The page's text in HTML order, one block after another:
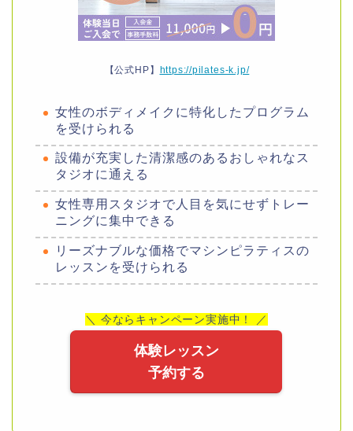
【公式HP】 https://pilates-k.jp/
女性のボディメイクに特化したプログラム
を受けられる
設備が充実した清潔感のあるおしゃれなス
タジオに通える
女性専用スタジオで人目を気にせずトレー
ニングに集中できる
リーズナブルな価格でマシンピラティスの
レッスンを受けられる
＼ 今ならキャンペーン実施中！ ／
体験レッスン
予約する